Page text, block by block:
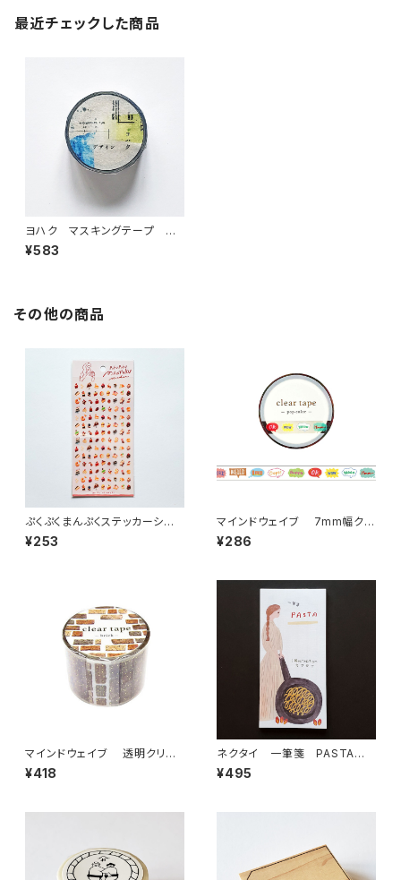
最近チェックした商品
ヨハク マスキングテープ デ
ザイン Y-022
¥583
その他の商品
ぷくぷくまんぷくステッカーシー
ル 82317 洋菓子 ケーキ
¥253
マインドウェイブ 7mm幅クリ
アテープ箔押し 95643 pop c
olor 吹き出し
¥286
マインドウェイブ 透明クリア
テープ95327 brickレンガ 3
0mm
¥418
ネクタイ 一筆箋 PASTA
縦
¥495